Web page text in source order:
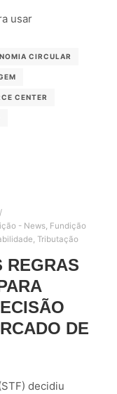
usar
CIRCULAR
CENTER
- News, Fundição
, Tributação
REGRAS
DE
decidiu